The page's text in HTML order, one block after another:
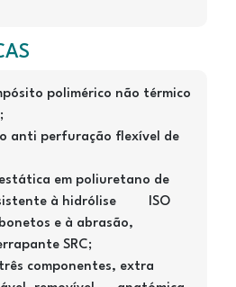
polimérico não térmico
anti perfuração flexível de
em poliuretano de
à hidrólise
ISO
e à abrasão,
SRC;
componentes, extra